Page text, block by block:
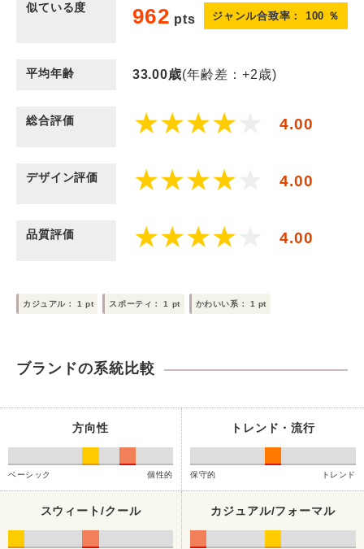
似ている度 962 pts ジャンル合致率： 100 ％
平均年齢 33.00歳(年齢差：+2歳)
総合評価 4.00
デザイン評価 4.00
品質評価 4.00
カジュアル：1pt スポーティ：1 pt かわいい系： 1 pt
ブランドの系統比較
方向性
ベーシック 個性的
トレンド・流行
保守的 トレンド
スウィート/クール カジュアル/フォーマル